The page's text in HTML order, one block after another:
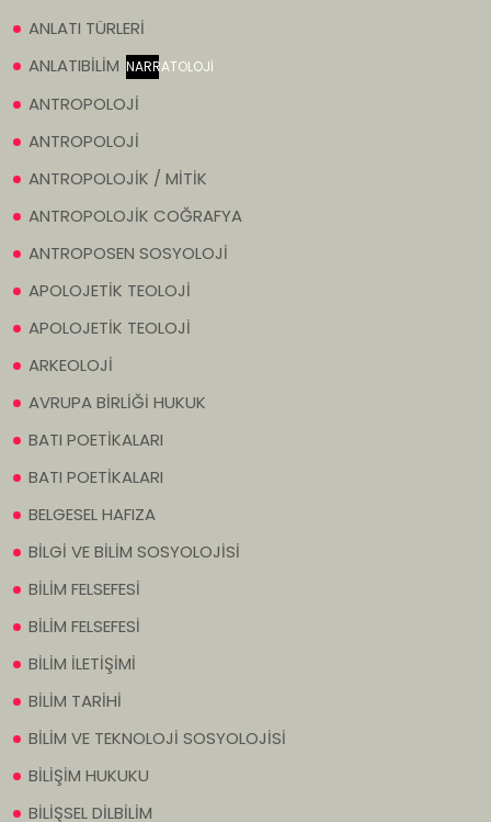
ANLATI TÜRLERİ
ANLATIBİLİM NARRATOLOJİ
ANTROPOLOJİ
ANTROPOLOJİ
ANTROPOLOJİK / MİTİK
ANTROPOLOJİK COĞRAFYA
ANTROPOSEN SOSYOLOJİ
APOLOJETİK TEOLOJİ
APOLOJETİK TEOLOJİ
ARKEOLOJİ
AVRUPA BİRLİĞİ HUKUK
BATI POETİKALARI
BATI POETİKALARI
BELGESEL HAFIZA
BİLGİ VE BİLİM SOSYOLOJİSİ
BİLİM FELSEFESİ
BİLİM FELSEFESİ
BİLİM İLETİŞİMİ
BİLİM TARİHİ
BİLİM VE TEKNOLOJİ SOSYOLOJİSİ
BİLİŞİM HUKUKU
BİLİŞSEL DİLBİLİM